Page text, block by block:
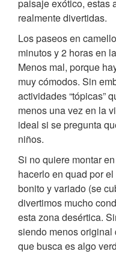
paisaje exótico, estas
realmente divertidas.
Los paseos en
minutos y 2 horas en
Menos mal, porque
muy cómodos. Sin
actividades “tópicas”
menos una vez en la
ideal si se pregunta
niños.
Si no quiere montar
hacerlo en quad por
bonito y variado (se
divertimos mucho
esta zona desértica.
siendo menos
que busca es algo